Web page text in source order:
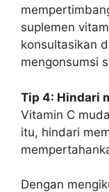
suplemen
konsultasikan
mengonsumsi
Tip 4: Hindari
Vitamin C
itu, hindari
Dengan